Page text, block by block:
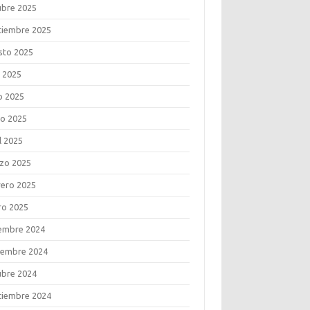
2025
2025
2025
2025
2025
2025
2025
2025
2025
2024
2024
2024
2024